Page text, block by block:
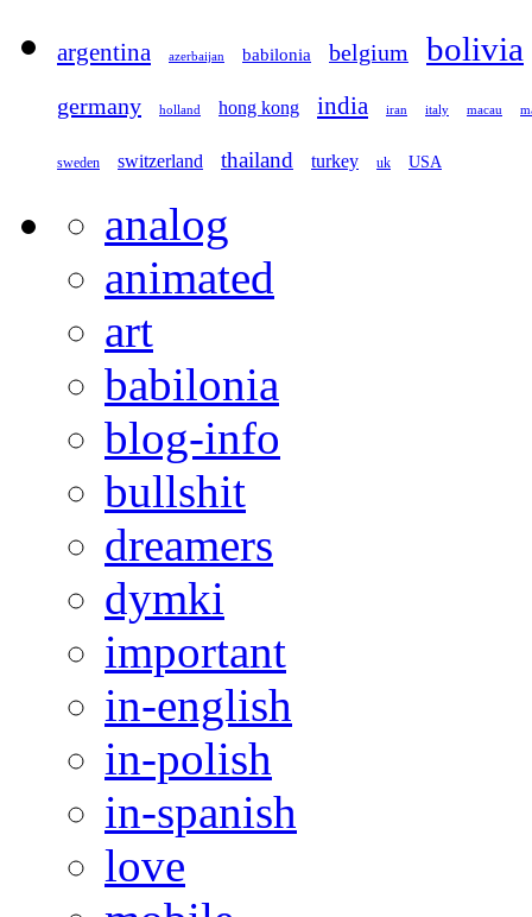
argentina azerbaijan babilonia belgium bolivia
germany holland hong kong india iran italy macau
sweden switzerland thailand turkey uk USA
analog
animated
art
babilonia
blog-info
bullshit
dreamers
dymki
important
in-english
in-polish
in-spanish
love